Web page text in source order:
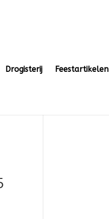
Drogisterij Feestartikelen